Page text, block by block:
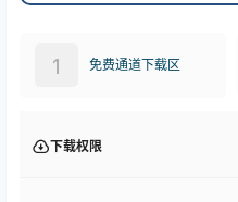
免费通道下载区
1
下载权限